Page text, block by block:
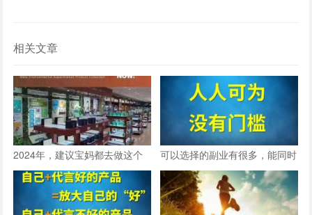
相关文章
2024年，建议宝妈都去做这个
兼职！
可以选择的副业有很多，能同时
满足这六点的，只有美乐家